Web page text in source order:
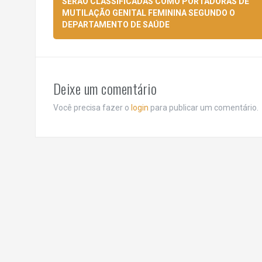
de
posts
MUTILAÇÃO GENITAL FEMININA SEGUNDO O
DEPARTAMENTO DE SAÚDE
Deixe um comentário
Você precisa fazer o login para publicar um comentário.